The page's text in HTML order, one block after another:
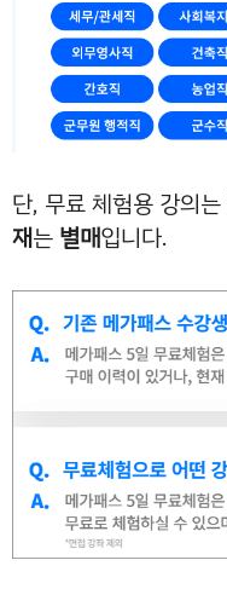
단, 무료 체험용 강의는
재는 별매입니다.